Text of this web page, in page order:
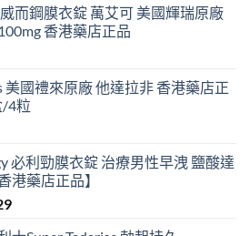
而鋼膜衣錠 萬艾可 美國輝瑞原廠
香港藥店正品
美國禮來原廠 他達拉非 香港藥店正
/4粒
必利勁膜衣錠 治療男性早洩 鹽酸達
港藥店正品】
Price